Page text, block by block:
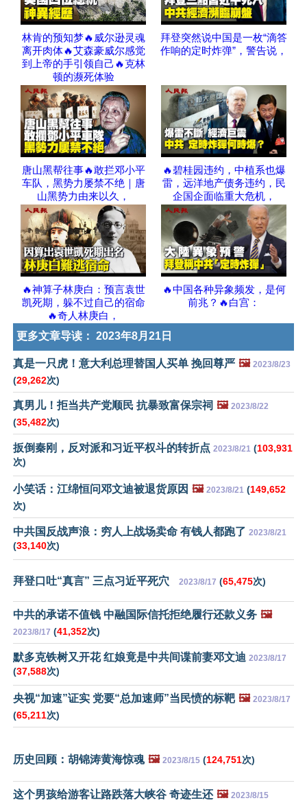
林肯的预知梦🔥威尔逊灵魂
离开肉体🔥艾森豪威尔感觉
到上帝的手引领自己🔥克林
顿的濒死体验
拜登突然说中国是一枚“滴答
作响的定时炸弹”，警告说，
唐山黑帮往事🔥敢拦邓小平
车队，黑势力屡禁不绝｜唐
山黑势力由来以久，
🔥碧桂园违约，中植系也爆
雷，远洋地产债务违约，民
企国企面临重大危机，
🔥神算子林庚白：预言袁世
凯死期，躲不过自己的宿命
🔥奇人林庚白，
🔥中国各种异象频发，是何
前兆？🔥白宫：
更多文章导读： 2023年8月21日
真是一只虎！意大利总理替国人买单 挽回尊严 🖼️ 2023/8/23
(29,262次)
真男儿！拒当共产党顺民 抗暴致富保宗祠 🖼️ 2023/8/22
(35,482次)
扳倒秦刚，反对派和习近平权斗的转折点 2023/8/21 (103,931
次)
小笑话：江绵恒问邓文迪被退货原因 🖼️ 2023/8/21 (149,652
次)
中共国反战声浪：穷人上战场卖命 有钱人都跑了 2023/8/21
(33,140次)
拜登口吐“真言” 三点习近平死穴 2023/8/17 (65,475次)
中共的承诺不值钱 中融国际信托拒绝履行还款义务 🖼️
2023/8/17 (41,352次)
默多克铁树又开花 红娘竟是中共间谍前妻邓文迪 2023/8/17
(37,588次)
央视“加速”证实 党要“总加速师”当民愤的标靶 🖼️ 2023/8/17
(65,211次)
历史回顾：胡锦涛黄海惊魂 🖼️ 2023/8/15 (124,751次)
这个男孩给游客让路跌落大峡谷 奇迹生还 🖼️ 2023/8/15